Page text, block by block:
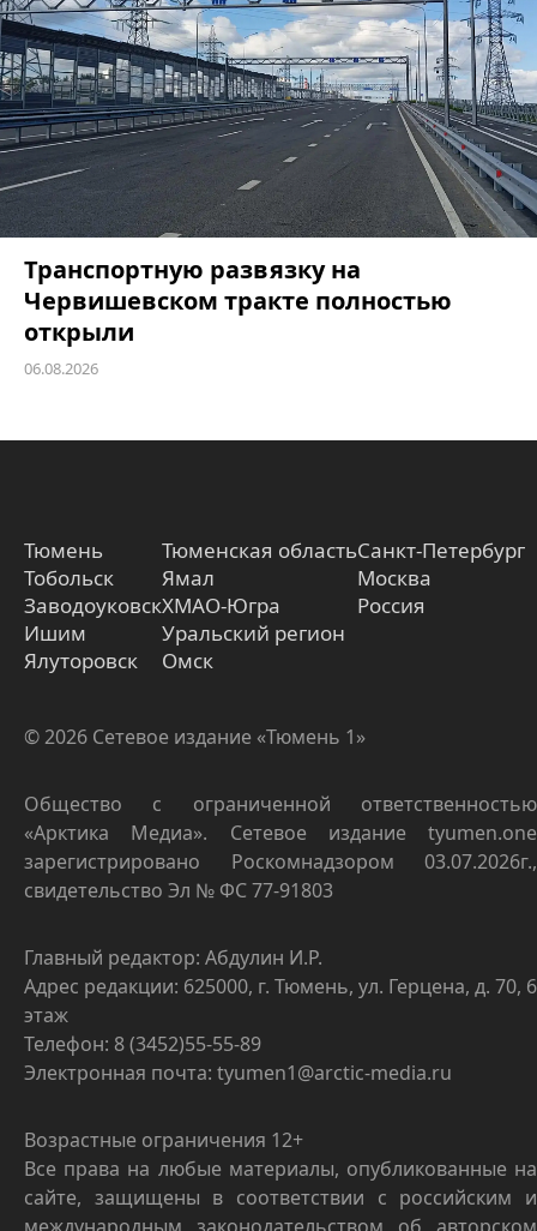
Транспортную развязку на
Червишевском тракте полностью
открыли
06.08.2026
Тюмень
Тобольск
Заводоуковск
Ишим
Ялуторовск
Тюменская область
Ямал
ХМАО-Югра
Уральский регион
Омск
Санкт-Петербург
Москва
Россия
© 2026 Сетевое издание «Тюмень 1»
Общество с ограниченной ответственностью
«Арктика Медиа». Сетевое издание tyumen.one
зарегистрировано Роскомнадзором 03.07.2026г.,
свидетельство Эл № ФС 77-91803
Главный редактор: Абдулин И.Р.
Адрес редакции: 625000, г. Тюмень, ул. Герцена, д. 70, 6
этаж
Телефон: 8 (3452)55-55-89
Электронная почта: tyumen1@arctic-media.ru
Возрастные ограничения 12+
Все права на любые материалы, опубликованные на
сайте, защищены в соответствии с российским и